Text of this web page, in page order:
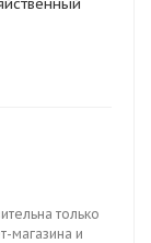
только
магазина и